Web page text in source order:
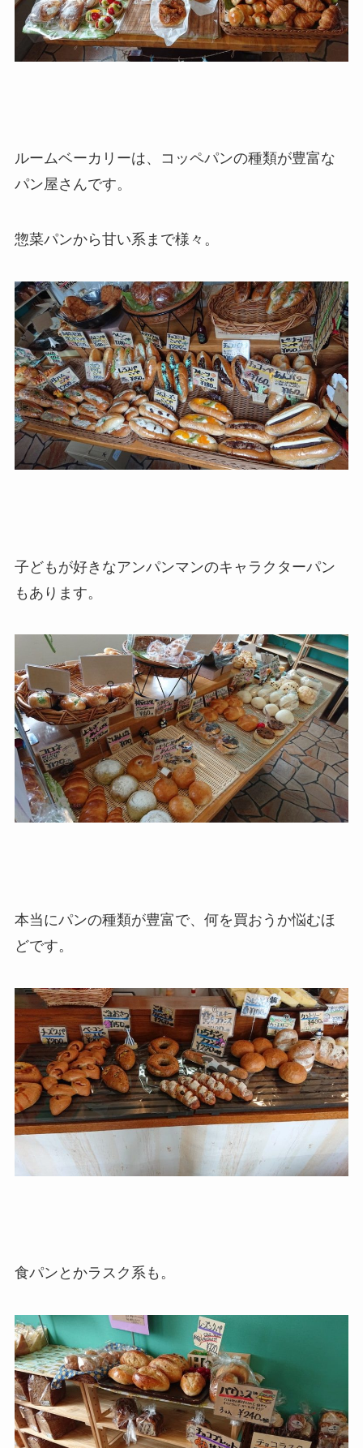
ルームベーカリーは、コッペパンの種類が豊富な
パン屋さんです。
惣菜パンから甘い系まで様々。
子どもが好きなアンパンマンのキャラクターパン
もあります。
本当にパンの種類が豊富で、何を買おうか悩むほ
どです。
食パンとかラスク系も。